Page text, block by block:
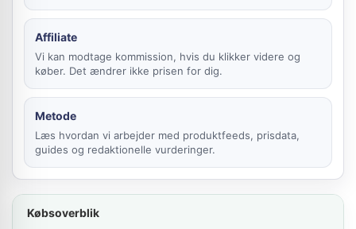
Affiliate
Vi kan modtage kommission, hvis du klikker videre og
køber. Det ændrer ikke prisen for dig.
Metode
Læs hvordan vi arbejder med produktfeeds, prisdata,
guides og redaktionelle vurderinger.
Købsoverblik